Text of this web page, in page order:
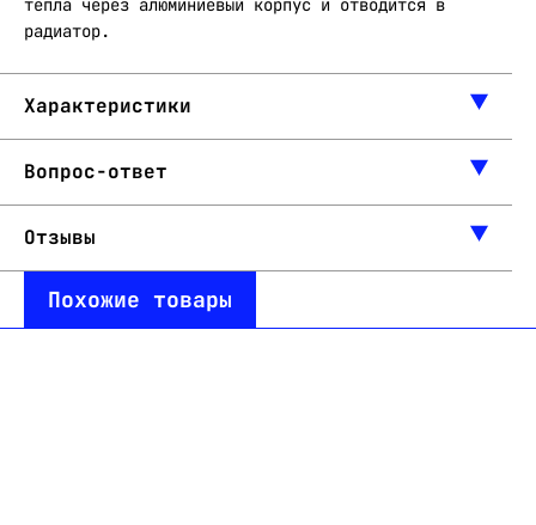
тепла через алюминиевый корпус и отводится в
радиатор.
Характеристики
Вопрос-ответ
Отзывы
Похожие товары